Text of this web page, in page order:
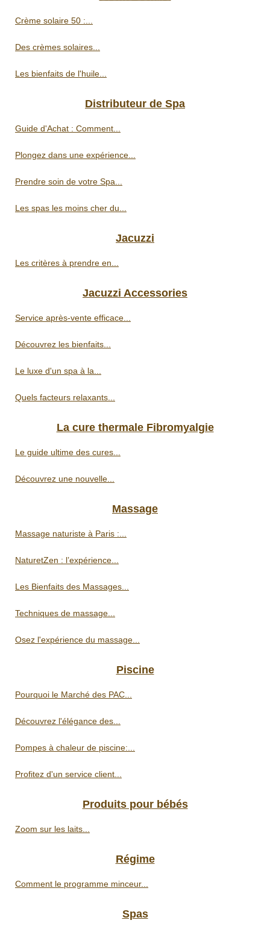
Crème solaire 50 :...
Des crèmes solaires...
Les bienfaits de l'huile...
Distributeur de Spa
Guide d'Achat : Comment...
Plongez dans une expérience...
Prendre soin de votre Spa...
Les spas les moins cher du...
Jacuzzi
Les critères à prendre en...
Jacuzzi Accessories
Service après-vente efficace...
Découvrez les bienfaits...
Le luxe d'un spa à la...
Quels facteurs relaxants...
La cure thermale Fibromyalgie
Le guide ultime des cures...
Découvrez une nouvelle...
Massage
Massage naturiste à Paris :...
NaturetZen : l’expérience...
Les Bienfaits des Massages...
Techniques de massage...
Osez l'expérience du massage...
Piscine
Pourquoi le Marché des PAC...
Découvrez l'élégance des...
Pompes à chaleur de piscine:...
Profitez d'un service client...
Produits pour bébés
Zoom sur les laits...
Régime
Comment le programme minceur...
Spas